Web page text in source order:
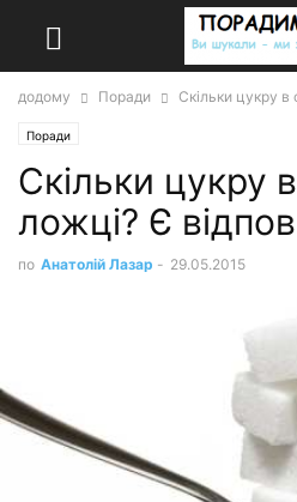
додому Поради Скільки цукру в
Поради
Скільки цукру
ложці? Є
по Анатолій Лазар - 29.05.2015